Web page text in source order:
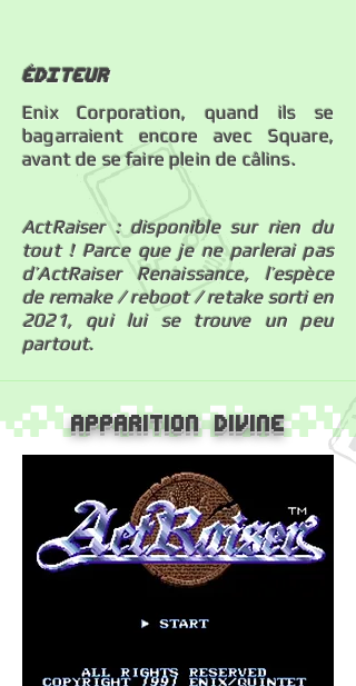
éDITEUR
Enix Corporation, quand ils se
bagarraient encore avec Square,
avant de se faire plein de câlins.
ActRaiser : disponible sur rien du
tout ! Parce que je ne parlerai pas
d’ActRaiser Renaissance, l’espèce
de remake / reboot / retake sorti en
2021, qui lui se trouve un peu
partout.
Apparition Divine